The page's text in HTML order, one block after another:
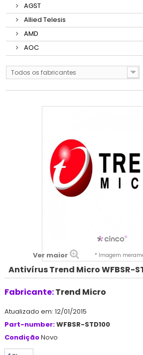
AGST
Allied Telesis
AMD
AOC
Todos os fabricantes
Ver maior * Imagem
Antivírus Trend Micro WFBSR-
Fabricante:Trend Micro
Atualizado em: 12/01/2015
Part-number:WFBSR-STD100
CondiçãoNovo